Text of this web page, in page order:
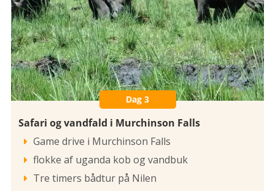
Dag 3
Safari og vandfald i Murchinson Falls
 Game drive i Murchinson Falls
 flokke af uganda kob og vandbuk
 Tre timers bådtur på Nilen